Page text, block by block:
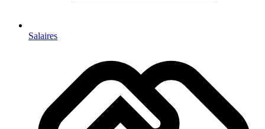
Salaires